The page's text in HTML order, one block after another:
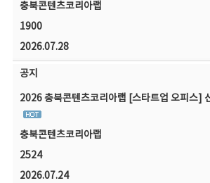
충북콘텐츠코리아랩
1900
2026.07.28
공지
2026 충북콘텐츠코리아랩 [스타트업 오피스]
충북콘텐츠코리아랩
2524
2026.07.24